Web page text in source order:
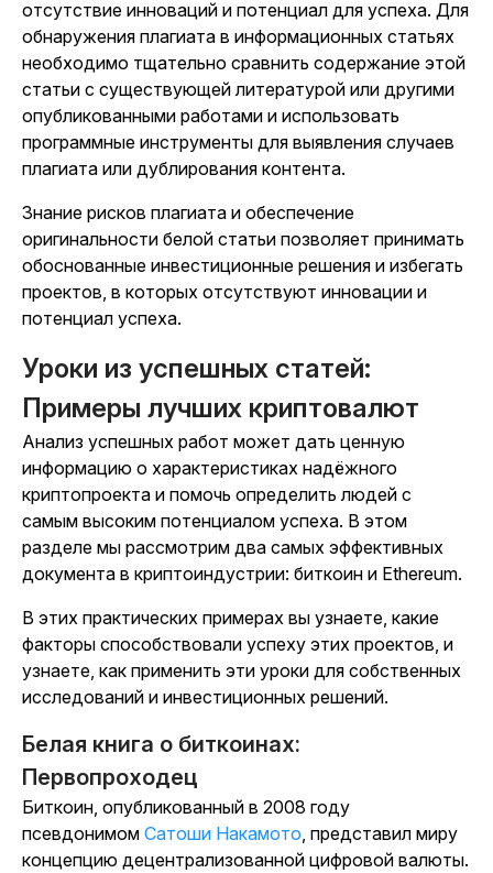
отсутствие инноваций и потенциал для успеха. Для
обнаружения плагиата в информационных статьях
необходимо тщательно сравнить содержание этой
статьи с существующей литературой или другими
опубликованными работами и использовать
программные инструменты для выявления случаев
плагиата или дублирования контента.
Знание рисков плагиата и обеспечение
оригинальности белой статьи позволяет принимать
обоснованные инвестиционные решения и избегать
проектов, в которых отсутствуют инновации и
потенциал успеха.
Уроки из успешных статей:
Примеры лучших криптовалют
Анализ успешных работ может дать ценную
информацию о характеристиках надёжного
криптопроекта и помочь определить людей с
самым высоким потенциалом успеха. В этом
разделе мы рассмотрим два самых эффективных
документа в криптоиндустрии: биткоин и Ethereum.
В этих практических примерах вы узнаете, какие
факторы способствовали успеху этих проектов, и
узнаете, как применить эти уроки для собственных
исследований и инвестиционных решений.
Белая книга о биткоинах:
Первопроходец
Биткоин, опубликованный в 2008 году
псевдонимом Сатоши Накамото, представил миру
концепцию децентрализованной цифровой валюты.